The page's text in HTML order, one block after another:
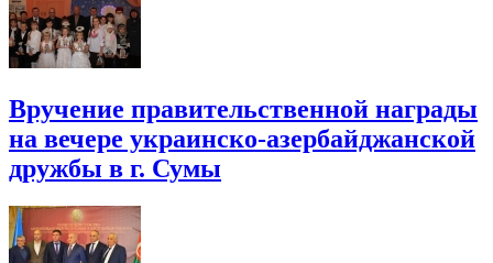
Вручение правительственной награды
на вечере украинско-азербайджанской
дружбы в г. Сумы